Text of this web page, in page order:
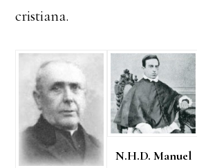
cristiana.
N.H.D. Manuel